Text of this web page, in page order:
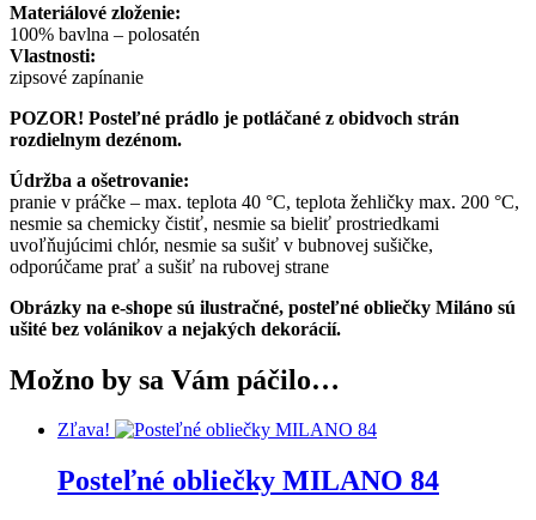
Materiálové zloženie:
100% bavlna – polosatén
Vlastnosti:
zipsové zapínanie
POZOR! Posteľné prádlo je potláčané z obidvoch strán
rozdielnym dezénom.
Údržba a ošetrovanie:
pranie v práčke – max. teplota 40 °C, teplota žehličky max. 200 °C,
nesmie sa chemicky čistiť, nesmie sa bieliť prostriedkami
uvoľňujúcimi chlór, nesmie sa sušiť v bubnovej sušičke,
odporúčame prať a sušiť na rubovej strane
Obrázky na e-shope sú ilustračné, posteľné obliečky Miláno sú
ušité bez volánikov a nejakých dekorácií.
Možno by sa Vám páčilo…
Zľava!
Posteľné obliečky MILANO 84